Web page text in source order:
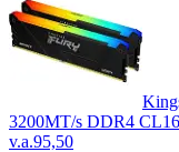
3200MT/s DDR4
v.a.95,50